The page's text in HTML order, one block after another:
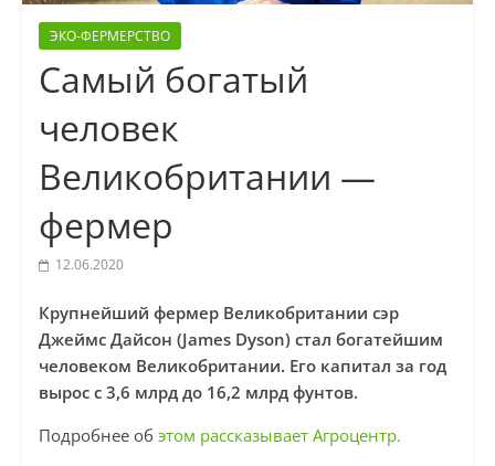
ЭКО-ФЕРМЕРСТВО
Самый богатый
человек
Великобритании —
фермер
12.06.2020
Крупнейший фермер Великобритании сэр
Джеймс Дайсон (James Dyson) стал богатейшим
человеком Великобритании. Его капитал за год
вырос с 3,6 млрд до 16,2 млрд фунтов.
Подробнее об этом рассказывает Агроцентр.